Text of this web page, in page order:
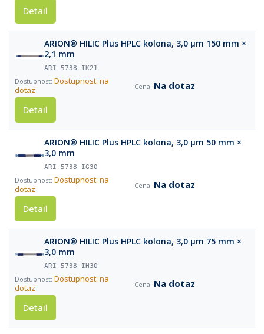
Detail
ARION® HILIC Plus HPLC kolona, 3,0 µm 150 mm ×
2,1 mm
ARI-5738-IK21
Dostupnost: na
dotaz
Na dotaz
Detail
ARION® HILIC Plus HPLC kolona, 3,0 µm 50 mm ×
3,0 mm
ARI-5738-IG30
Dostupnost: na
dotaz
Na dotaz
Detail
ARION® HILIC Plus HPLC kolona, 3,0 µm 75 mm ×
3,0 mm
ARI-5738-IH30
Dostupnost: na
dotaz
Na dotaz
Detail